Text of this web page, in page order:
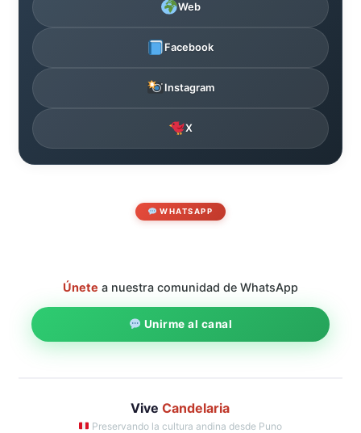
Web
Facebook
Instagram
X
WHATSAPP
Únete a nuestra comunidad de WhatsApp
Unirme al canal
ViveCandelaria
Preservando la cultura andina desde Puno